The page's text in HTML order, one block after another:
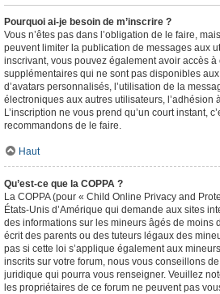
Pourquoi ai-je besoin de m’inscrire ?
Vous n’êtes pas dans l’obligation de le faire,
peuvent limiter la publication de messages aux
inscrivant, vous pouvez également avoir accès
supplémentaires qui ne sont pas disponibles
d’avatars personnalisés, l’utilisation de la
électroniques aux autres utilisateurs, l’adhésion
L’inscription ne vous prend qu’un court instant,
recommandons de le faire.
Haut
Qu’est-ce que la COPPA ?
La COPPA (pour « Child Online Privacy and
États-Unis d’Amérique qui demande aux sites
des informations sur les mineurs âgés de moins
écrit des parents ou des tuteurs légaux des
pas si cette loi s’applique également aux
inscrits sur votre forum, nous vous conseillons
juridique qui pourra vous renseigner. Veuillez
les propriétaires de ce forum ne peuvent pas